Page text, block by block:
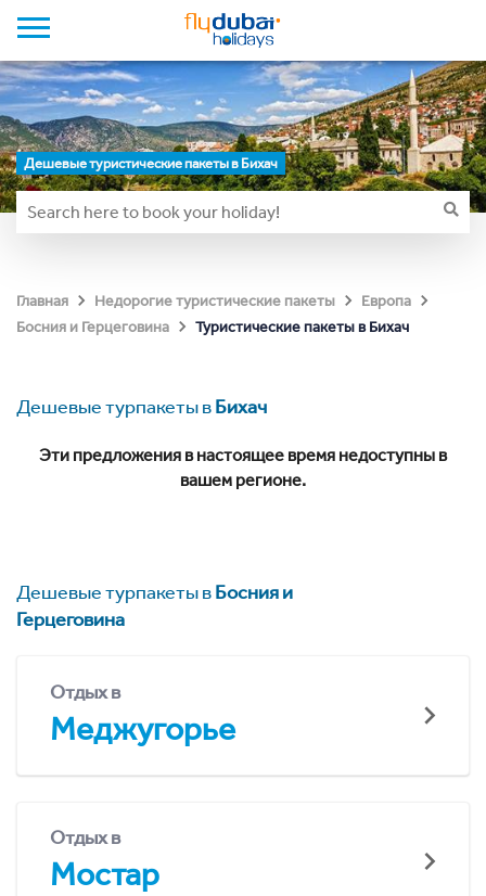
Дешевые туристические пакеты в Бихач
Главная Недорогие туристические пакеты
Европа
Босния и Герцеговина
Туристические пакеты в Бихач
Дешевые турпакеты вБихач
Эти предложения в настоящее время недоступны в
вашем регионе.
Дешевые турпакеты вБосния и
Герцеговина
Отдых в
Меджугорье
Отдых в
Мостар